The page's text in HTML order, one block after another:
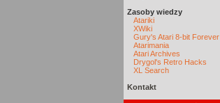
Zasoby wiedzy
Atariki
XWiki
Gury's Atari 8-bit Forever
Atarimania
Atari Archives
Drygol's Retro Hacks
XL Search
Kontakt